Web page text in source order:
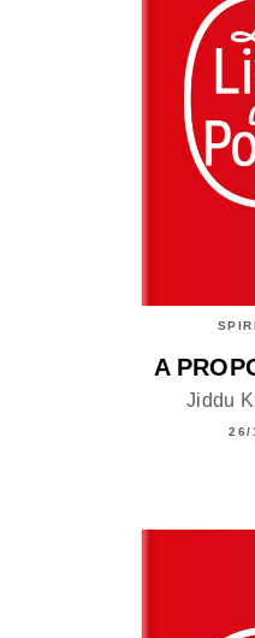
A
Jiddu
26/